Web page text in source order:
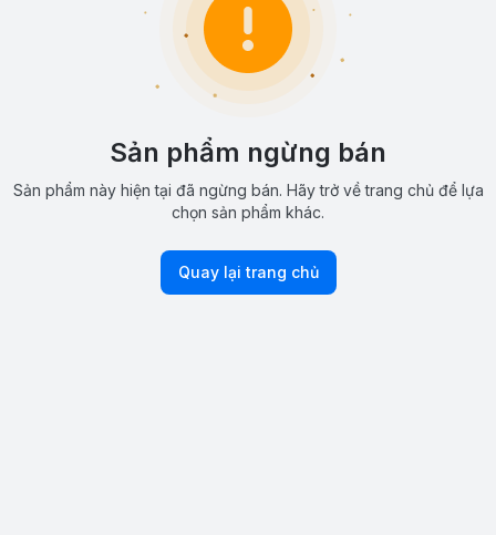
Sản phẩm ngừng bán
Sản phẩm này hiện tại đã ngừng bán. Hãy trở về trang chủ để lựa
chọn sản phẩm khác.
Quay lại trang chủ